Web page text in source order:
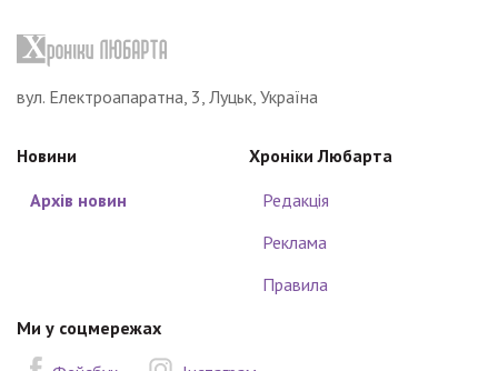
вул. Електроапаратна, 3, Луцьк, Україна
Новини
Архів новин
Хроніки Любарта
Редакція
Реклама
Правила
Ми у соцмережах